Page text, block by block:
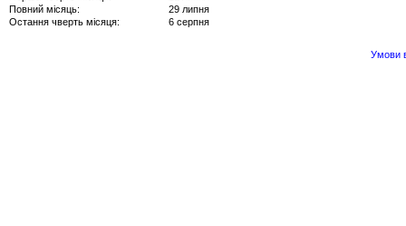
Повний місяць:
29 липня
Остання чверть місяця:
6 серпня
Умови